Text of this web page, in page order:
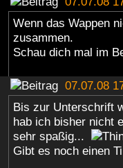
Wenn das Wappen
zusammen.
Schau dich mal im
07.07.08
Bis zur Unterschrift
hab ich bisher nicht
sehr spaßig...
Gibt es noch einen